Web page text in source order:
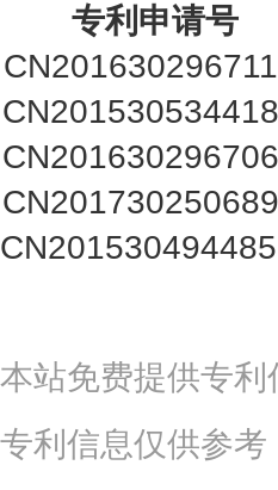
专利申请号
本站免费提供专
专利信息仅供参